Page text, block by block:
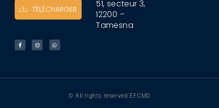
TÉLÉCHARGER
51, secteur 3,
12200 –
Tamesna
© All rights reserved EFCMD